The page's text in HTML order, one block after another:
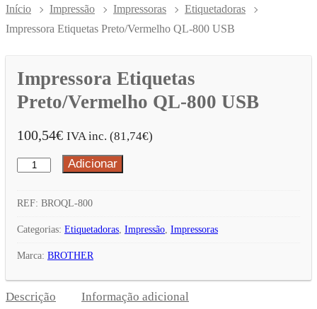
Início Impressão Impressoras
Etiquetadoras
Impressora Etiquetas Preto/Vermelho QL-800 USB
Impressora Etiquetas
Preto/Vermelho QL-800 USB
100,54€ IVA inc. (81,74€)
Quantidade
Impressora
Etiquetas
QL-
800
USB
Adicionar
REF: BROQL-800
Categorias: Etiquetadoras, Impressão, Impressoras
Marca: BROTHER
Descrição Informação adicional